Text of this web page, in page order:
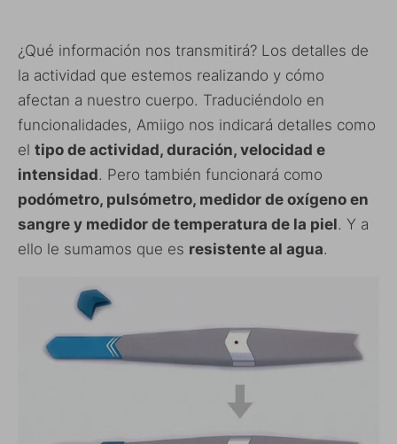
¿Qué información nos transmitirá? Los detalles de
la actividad que estemos realizando y cómo
afectan a nuestro cuerpo. Traduciéndolo en
funcionalidades, Amiigo nos indicará detalles como
el tipo de actividad, duración, velocidad e
intensidad. Pero también funcionará como
podómetro, pulsómetro, medidor de oxígeno en
sangre y medidor de temperatura de la piel. Y a
ello le sumamos que es resistente al agua.